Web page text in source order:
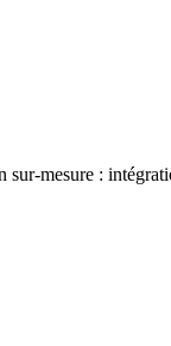
mesure :